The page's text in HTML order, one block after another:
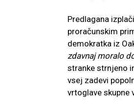
Predlagana
proračunskim
demokratka iz
zdavnaj moralo
stranke strnjeno
vsej zadevi
vrtoglave skupne